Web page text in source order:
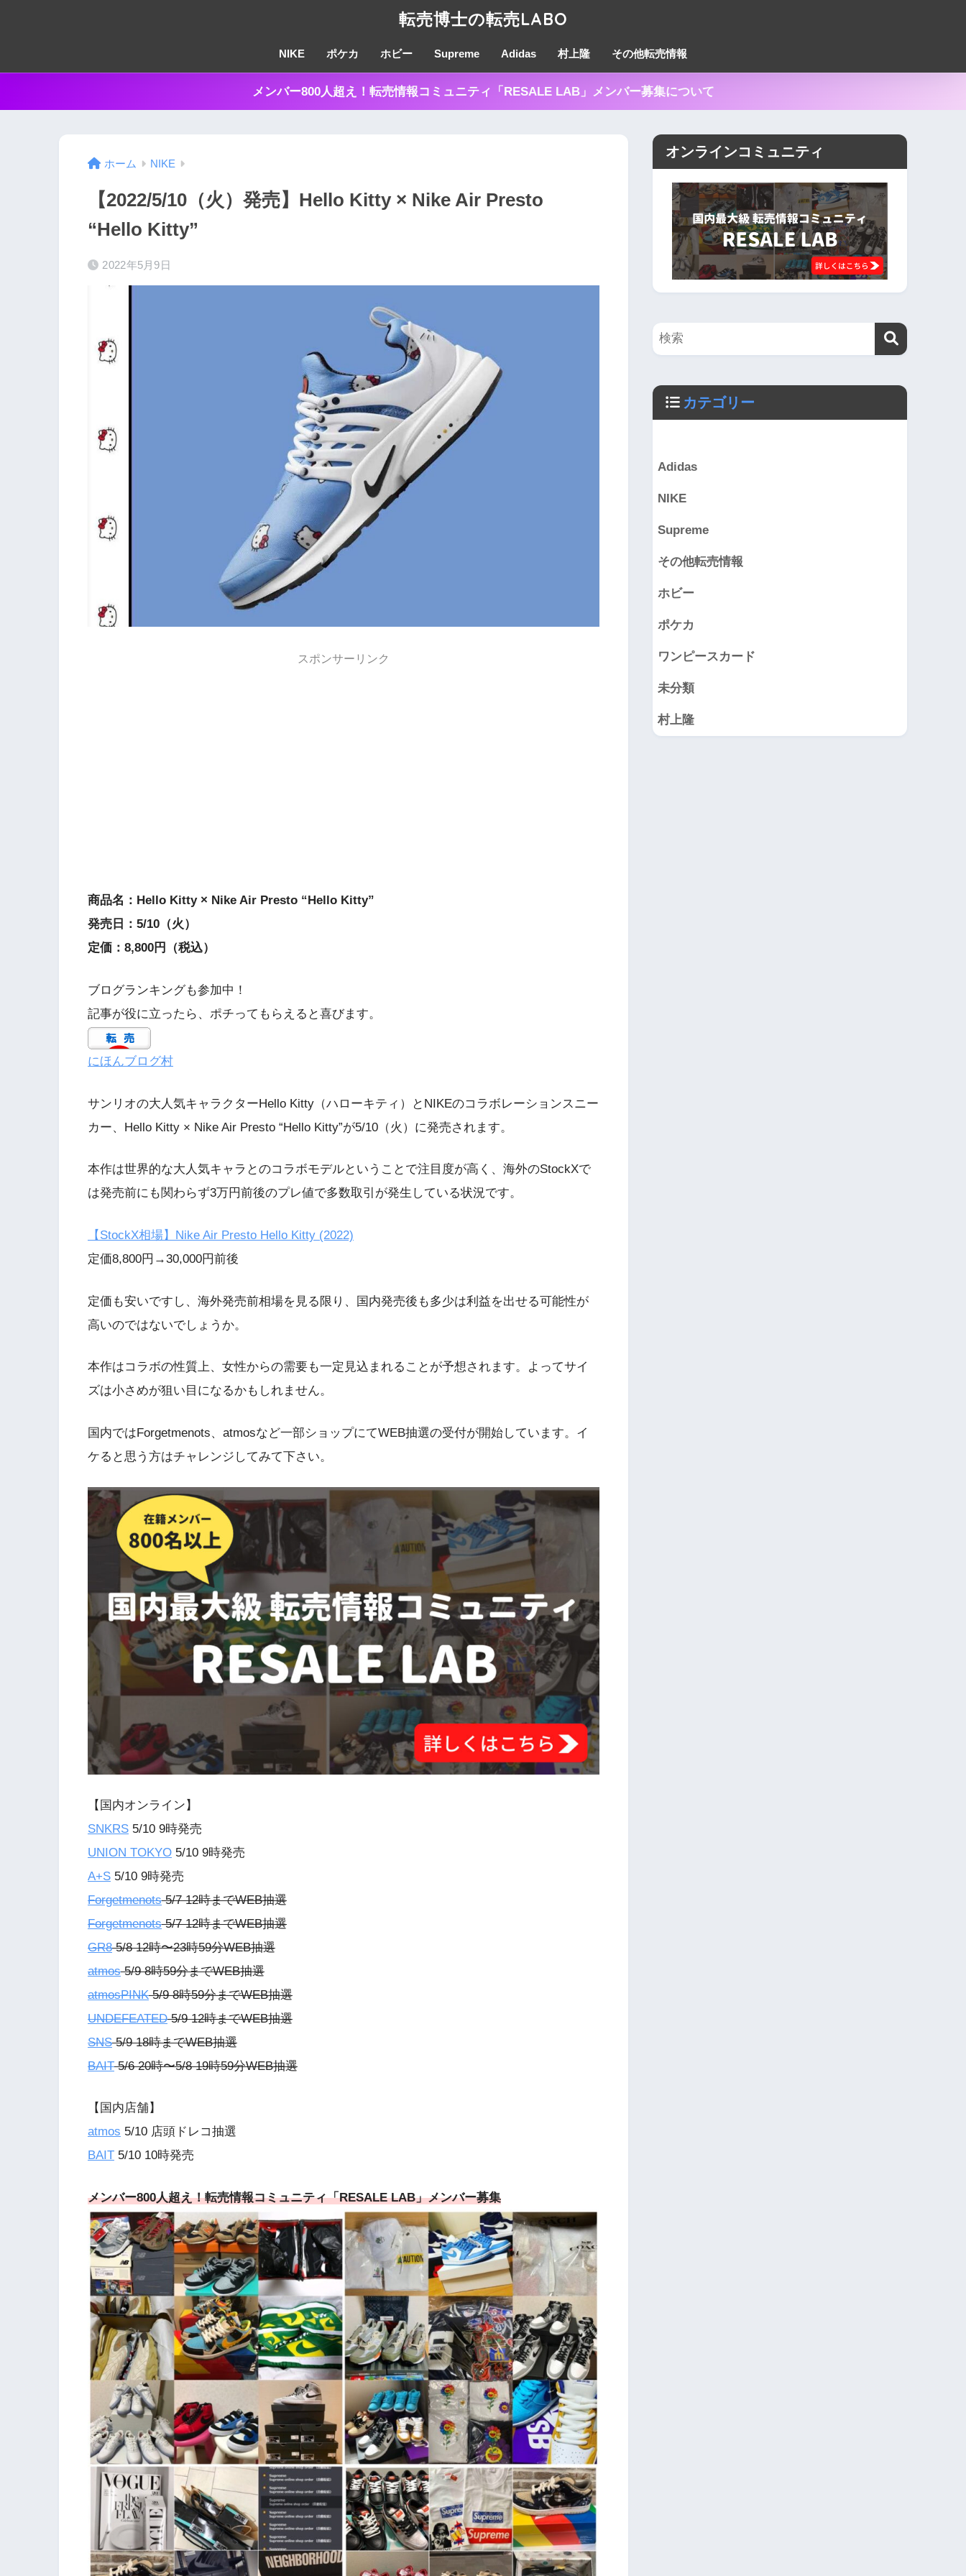
転売博士の転売LABO
NIKE ポケカ ホビー Supreme Adidas 村上隆 その他転売情報
メンバー800人超え！転売情報コミュニティ「RESALE LAB」メンバー募集について
ホーム NIKE
【2022/5/10（火）発売】Hello Kitty × Nike Air Presto
“Hello Kitty”
2022年5月9日
スポンサーリンク
商品名：Hello Kitty × Nike Air Presto “Hello Kitty”
発売日：5/10（火）
定価：8,800円（税込）
ブログランキングも参加中！
記事が役に立ったら、ポチってもらえると喜びます。
にほんブログ村
サンリオの大人気キャラクターHello Kitty（ハローキティ）とNIKEのコラボレーションスニー
カー、Hello Kitty × Nike Air Presto “Hello Kitty”が5/10（火）に発売されます。
本作は世界的な大人気キャラとのコラボモデルということで注目度が高く、海外のStockXで
は発売前にも関わらず3万円前後のプレ値で多数取引が発生している状況です。
【StockX相場】Nike Air Presto Hello Kitty (2022)
定価8,800円→30,000円前後
定価も安いですし、海外発売前相場を見る限り、国内発売後も多少は利益を出せる可能性が
高いのではないでしょうか。
本作はコラボの性質上、女性からの需要も一定見込まれることが予想されます。よってサイ
ズは小さめが狙い目になるかもしれません。
国内ではForgetmenots、atmosなど一部ショップにてWEB抽選の受付が開始しています。イ
ケると思う方はチャレンジしてみて下さい。
【国内オンライン】
SNKRS 5/10 9時発売
UNION TOKYO 5/10 9時発売
A+S 5/10 9時発売
Forgetmenots5/7 12時までWEB抽選
Forgetmenots5/7 12時までWEB抽選
GR85/8 12時〜23時59分WEB抽選
atmos5/9 8時59分までWEB抽選
atmosPINK5/9 8時59分までWEB抽選
UNDEFEATED5/9 12時までWEB抽選
SNS5/9 18時までWEB抽選
BAIT5/6 20時〜5/8 19時59分WEB抽選
【国内店舗】
atmos 5/10 店頭ドレコ抽選
BAIT 5/10 10時発売
メンバー800人超え！転売情報コミュニティ「RESALE LAB」メンバー募集
オンラインコミュニティ
カテゴリー
Adidas
NIKE
Supreme
その他転売情報
ホビー
ポケカ
ワンピースカード
未分類
村上隆